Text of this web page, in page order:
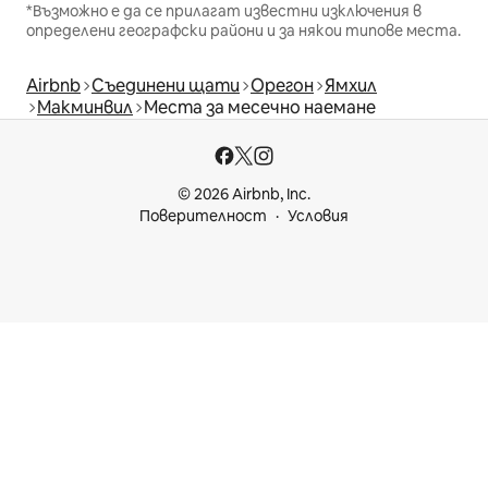
*Възможно е да се прилагат известни изключения в
определени географски райони и за някои типове места.
Airbnb Съединени щати Орегон Ямхил
Макминвил Места за месечно наемане
© 2026 Airbnb, Inc.
Поверителност
Условия